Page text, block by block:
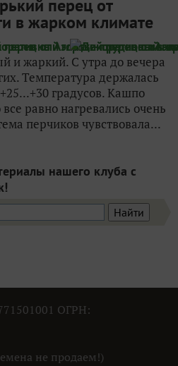
перец от
в жарком климате
и жаркий. С утра до вечера
Температура держалась
градусов. Кашпо
равно нагревались очень
перчиков чувствовала...
нашего клуба с
ОГРН:
не продаем!)